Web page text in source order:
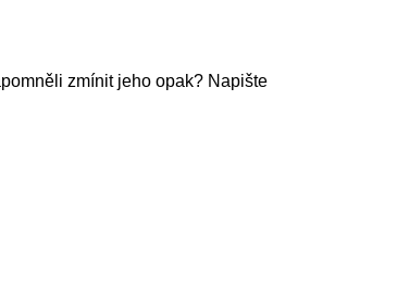
zmínit jeho opak? Napište